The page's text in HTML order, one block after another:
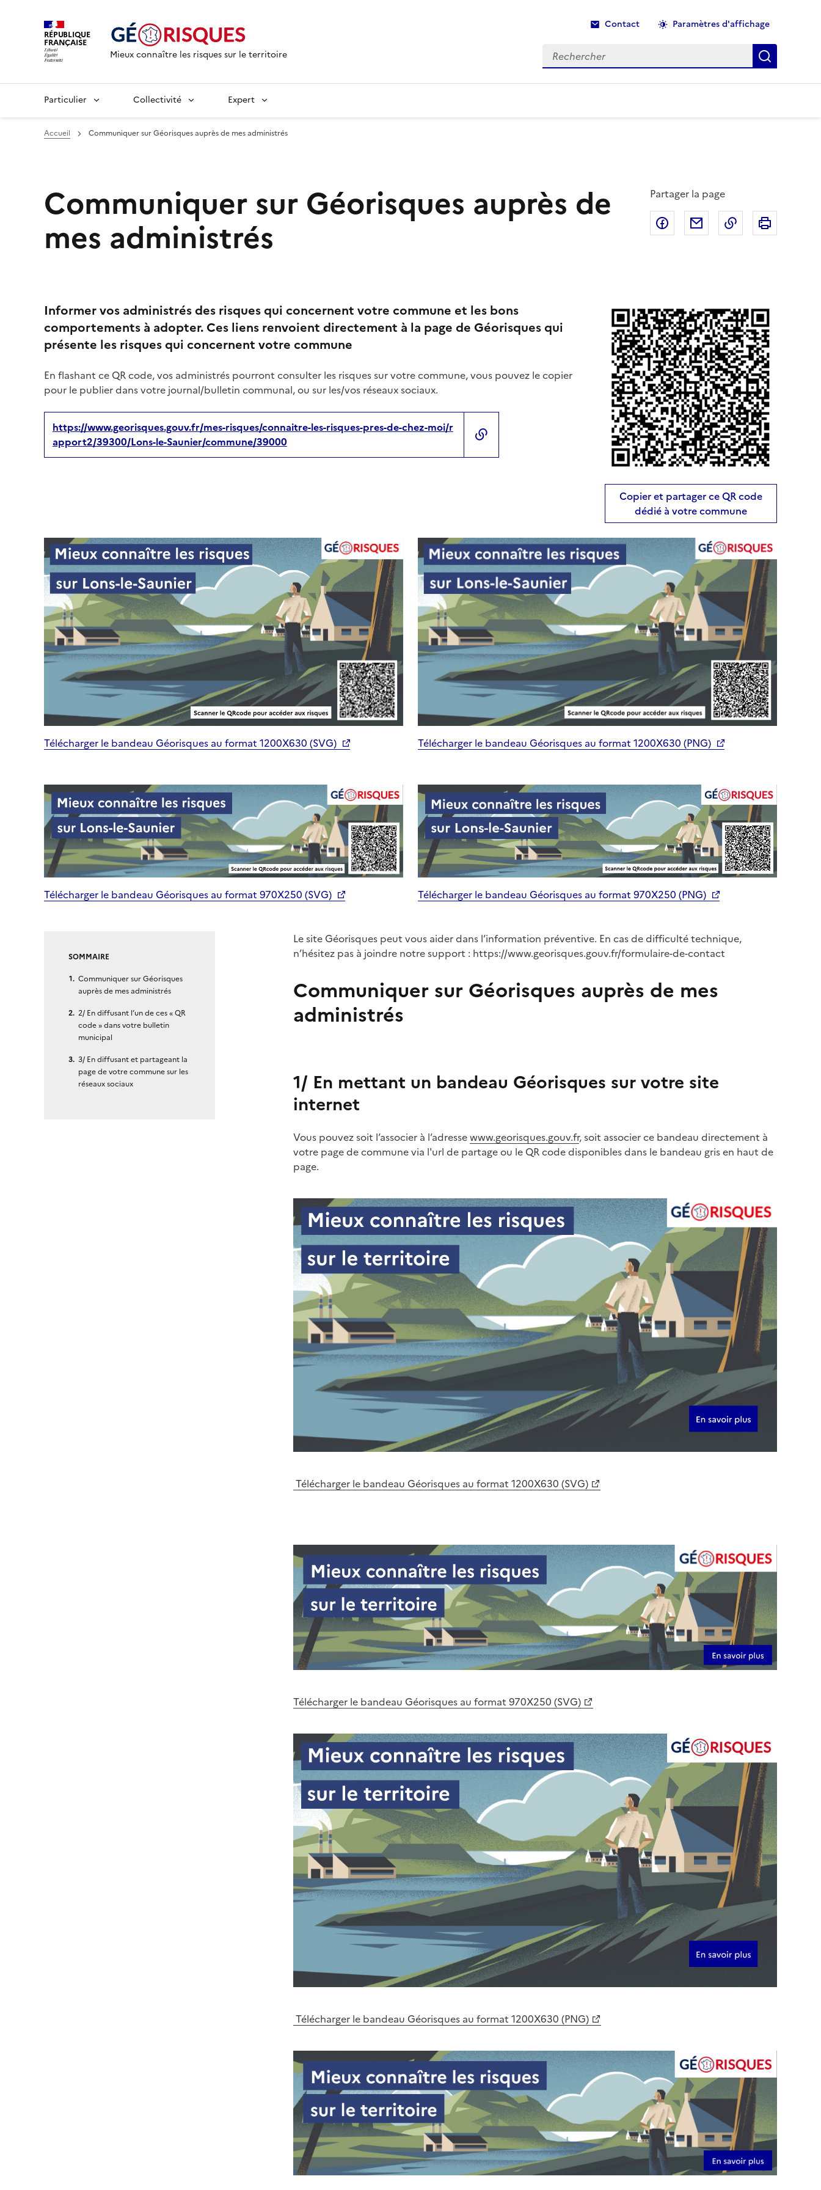
RÉPUBLIQUE
FRANÇAISE
Mieux connaître les risques sur le territoire
Contact Paramètres d'affichage
Rechercher
Recherche
Particulier Collectivité Expert
Accueil Communiquer sur Géorisques auprès de mes administrés
Communiquer sur Géorisques auprès de
mes administrés
Partager la page
Partager sur Facebook
Partager par email
Copier dans le
Informer vos administrés des risques qui concernent votre commune et les bons
comportements à adopter. Ces liens renvoient directement à la page de Géorisques qui
présente les risques qui concernent votre commune
En flashant ce QR code, vos administrés pourront consulter les risques sur votre commune, vous pouvez le copier
pour le publier dans votre journal/bulletin communal, ou sur les/vos réseaux sociaux.
https://www.georisques.gouv.fr/mes-risques/connaitre-les-risques-pres-de-chez-moi/r
apport2/39300/Lons-le-Saunier/commune/39000
Copier et partager ce QR code
dédié à votre commune
Télécharger le bandeau Géorisques au format 1200X630 (SVG) Télécharger le bandeau Géorisques au format 1200X630 (PNG)
Télécharger le bandeau Géorisques au format 970X250 (SVG) Télécharger le bandeau Géorisques au format 970X250 (PNG)
SOMMAIRE
Communiquer sur Géorisques
auprès de mes administrés
2/ En diffusant l’un de ces « QR
code » dans votre bulletin
municipal
3/ En diffusant et partageant la
page de votre commune sur les
réseaux sociaux
Le site Géorisques peut vous aider dans l’information préventive. En cas de difficulté technique,
n’hésitez pas à joindre notre support : https://www.georisques.gouv.fr/formulaire-de-contact
Communiquer sur Géorisques auprès de mes
administrés
1/ En mettant un bandeau Géorisques sur votre site
internet
Vous pouvez soit l’associer à l’adressewww.georisques.gouv.fr, soit associer ce bandeau directement à
votre page de commune via l'url de partage ou le QR code disponibles dans le bandeau gris en haut de
page.
Télécharger le bandeau Géorisques au format 1200X630 (SVG)
Télécharger le bandeau Géorisques au format 970X250 (SVG)
Télécharger le bandeau Géorisques au format 1200X630 (PNG)